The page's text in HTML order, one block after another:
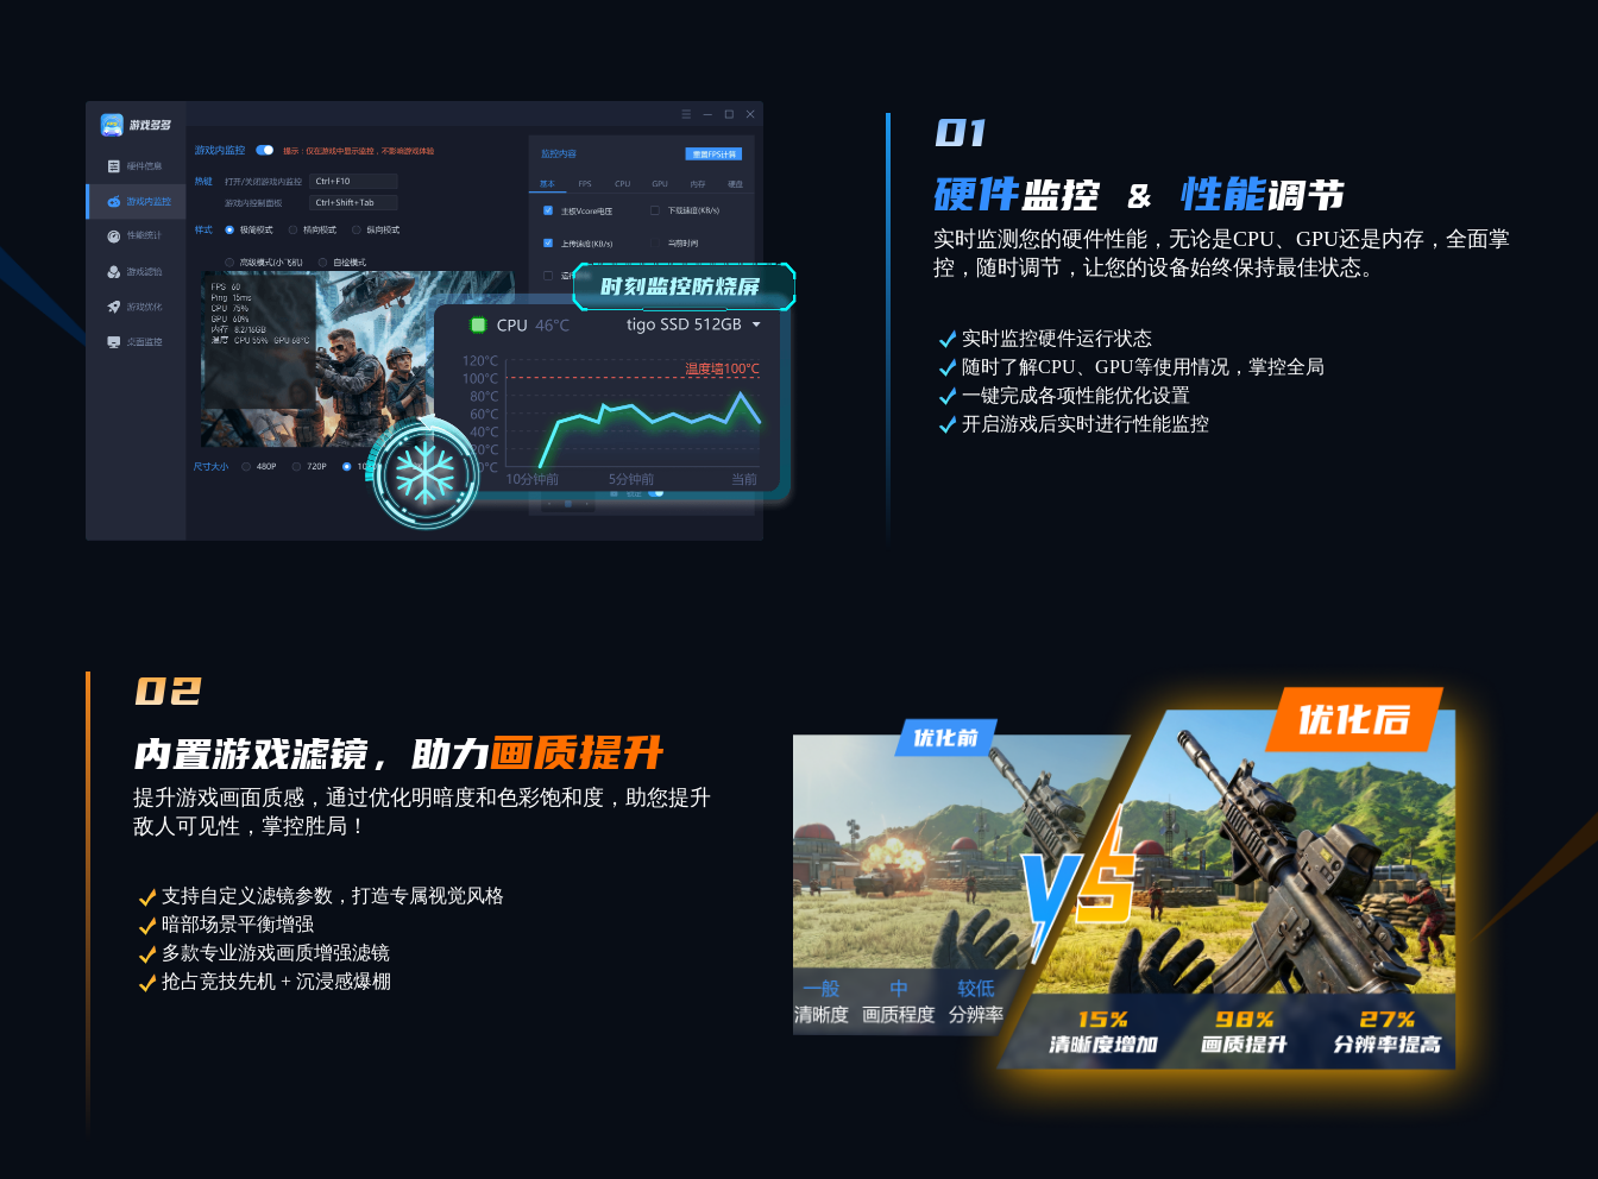
01
硬件监控 & 性能调节
实时监测您的硬件性能，无论是CPU、GPU还是内存，全面掌
控，随时调节，让您的设备始终保持最佳状态。
实时监控硬件运行状态
随时了解CPU、GPU等使用情况，掌控全局
一键完成各项性能优化设置
开启游戏后实时进行性能监控
02
内置游戏滤镜，助力画质提升
提升游戏画面质感，通过优化明暗度和色彩饱和度，助您提升
敌人可见性，掌控胜局！
支持自定义滤镜参数，打造专属视觉风格
暗部场景平衡增强
多款专业游戏画质增强滤镜
抢占竞技先机 + 沉浸感爆棚